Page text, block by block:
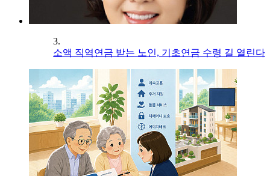
3.
소액 직역연금 받는 노인, 기초연금 수령 길 열린다